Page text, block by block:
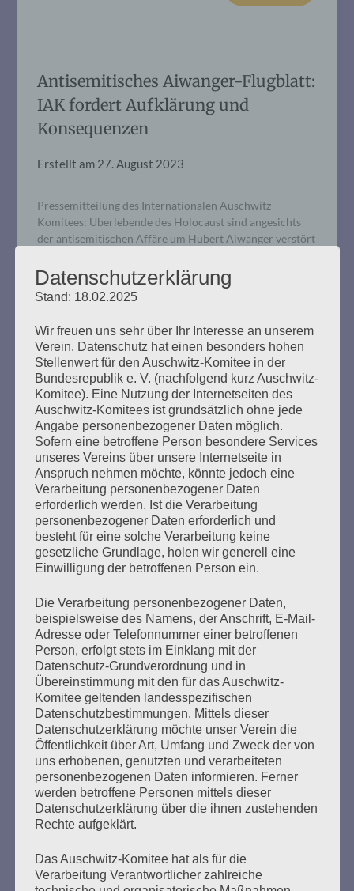
Antisemitisches Aiwanger-Flugblatt:
IAK fordert Aufklärung und
Konsequenzen
Erstellt am 27. August 2023
Pressemitteilung des Internationalen Auschwitz
Komitees: Überlebende des Holocaust sind angesichts
der antisemitischen Affäre um Hubert Aiwanger verstört
Wir trauern um Marianne Wilke
(1930-2023)
Erstellt am18. Juli 2023
Das Auschwitz-Komitee in der Bundesrepublik
Deutschland trauert um Marianne Wilke, die am 17. Juli
2023 gestorben ist. Sie wurde 93 Jahre alt und hat ihr
politisches Leben ganz dem Kampf für den Frieden gegen
Faschismus und Krieg gewidmet. Viele Jahre war sie
Vorsitzende der Vereinigung der Verfolgten des
Naziregimes Bund der Antifaschisten (VVN/ BDA) in…
mehr ...
Seitennummerierung
der
Beiträge
Zurück 7 Weiter
Ich kann mir nichts Schlimmeres vorstellen, als dass
die Erfahrung meiner Generation in Vergessenheit
gerät. Dann wären alle Opfer des Faschismus und
des Krieges, alles, was wir erlitten haben, umsonst
Datenschutzerklärung
Stand: 18.02.2025
Wir freuen uns sehr über Ihr Interesse an unserem
Verein. Datenschutz hat einen besonders hohen
Stellenwert für den Auschwitz-Komitee in der
Bundesrepublik e. V. (nachfolgend kurz Auschwitz-
Komitee). Eine Nutzung der Internetseiten des
Auschwitz-Komitees ist grundsätzlich ohne jede
Angabe personenbezogener Daten möglich.
Sofern eine betroffene Person besondere Services
unseres Vereins über unsere Internetseite in
Anspruch nehmen möchte, könnte jedoch eine
Verarbeitung personenbezogener Daten
erforderlich werden. Ist die Verarbeitung
personenbezogener Daten erforderlich und
besteht für eine solche Verarbeitung keine
gesetzliche Grundlage, holen wir generell eine
Einwilligung der betroffenen Person ein.
Die Verarbeitung personenbezogener Daten,
beispielsweise des Namens, der Anschrift, E-Mail-
Adresse oder Telefonnummer einer betroffenen
Person, erfolgt stets im Einklang mit der
Datenschutz-Grundverordnung und in
Übereinstimmung mit den für das Auschwitz-
Komitee geltenden landesspezifischen
Datenschutzbestimmungen. Mittels dieser
Datenschutzerklärung möchte unser Verein die
Öffentlichkeit über Art, Umfang und Zweck der von
uns erhobenen, genutzten und verarbeiteten
personenbezogenen Daten informieren. Ferner
werden betroffene Personen mittels dieser
Datenschutzerklärung über die ihnen zustehenden
Rechte aufgeklärt.
Das Auschwitz-Komitee hat als für die
Verarbeitung Verantwortlicher zahlreiche